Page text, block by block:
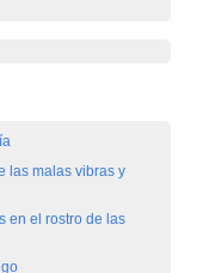
las malas vibras y
en el rostro de las